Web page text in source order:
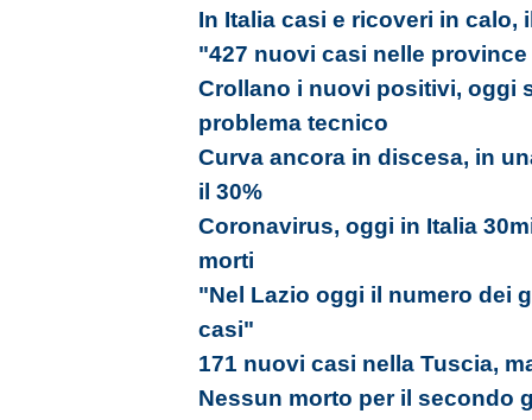
In Italia casi e ricoveri in calo,
"427 nuovi casi nelle
Crollano i nuovi positivi, oggi
problema tecnico
Curva ancora in discesa, in
il 30%
Coronavirus, oggi in Italia
morti
"Nel Lazio oggi il numero dei
casi"
171 nuovi casi nella Tuscia,
Nessun morto per il secondo